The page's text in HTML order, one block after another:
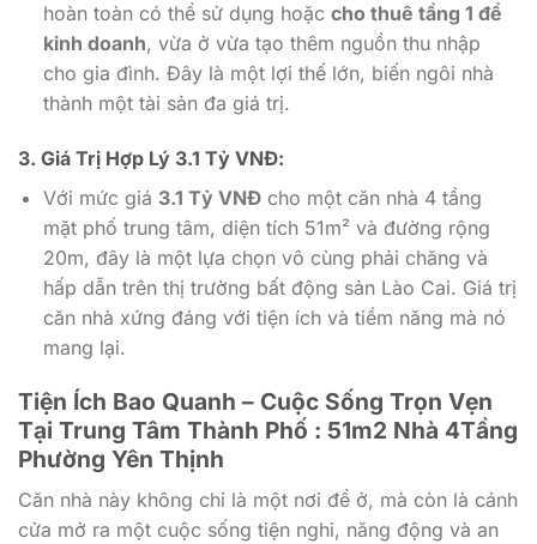
hoàn toàn có thể sử dụng hoặc cho thuê tầng 1 để
kinh doanh, vừa ở vừa tạo thêm nguồn thu nhập
cho gia đình. Đây là một lợi thế lớn, biến ngôi nhà
thành một tài sản đa giá trị.
3. Giá Trị Hợp Lý 3.1 Tỷ VNĐ:
Với mức giá 3.1 Tỷ VNĐcho một căn nhà 4 tầng
mặt phố trung tâm, diện tích 51m² và đường rộng
20m, đây là một lựa chọn vô cùng phải chăng và
hấp dẫn trên thị trường bất động sản Lào Cai. Giá trị
căn nhà xứng đáng với tiện ích và tiềm năng mà nó
mang lại.
Tiện Ích Bao Quanh – Cuộc Sống Trọn Vẹn
Tại Trung Tâm Thành Phố : 51m2 Nhà 4Tầng
Phường Yên Thịnh
Căn nhà này không chỉ là một nơi để ở, mà còn là cánh
cửa mở ra một cuộc sống tiện nghi, năng động và an